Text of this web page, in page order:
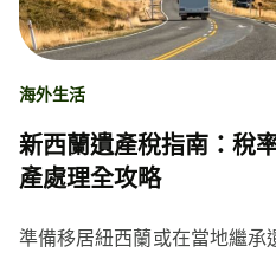
海外生活
新西蘭遺產稅指南：稅
產處理全攻略
準備移居紐西蘭或在當地繼承